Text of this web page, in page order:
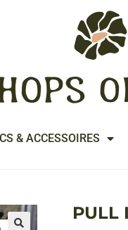
& ACCESSOIRES
PULL